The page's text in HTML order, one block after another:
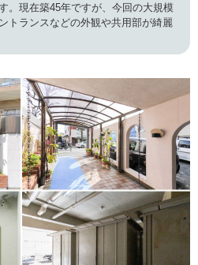
。現在築45年ですが、今回の大規模
トランスなどの外観や共用部が綺麗